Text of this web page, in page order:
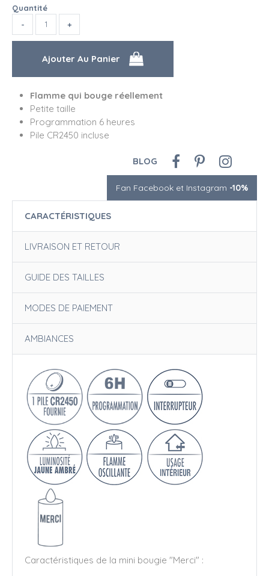
Quantité
Flamme qui bouge réellement
Petite taille
Programmation 6 heures
Pile CR2450 incluse
BLOG
Fan Facebook et Instagram -10%
CARACTÉRISTIQUES
LIVRAISON ET RETOUR
GUIDE DES TAILLES
MODES DE PAIEMENT
AMBIANCES
Caractéristiques de la mini bougie "Merci" :